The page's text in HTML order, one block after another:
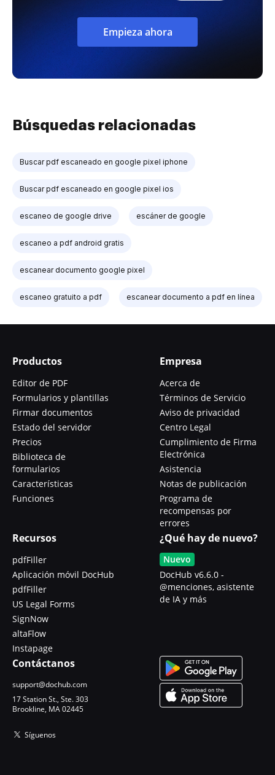
Empieza ahora
Búsquedas relacionadas
Buscar pdf escaneado en google pixel iphone
Buscar pdf escaneado en google pixel ios
escaneo de google drive escáner de google
escaneo a pdf android gratis
escanear documento google pixel
escaneo gratuito a pdf escanear documento a pdf en línea
Productos
Editor de PDF
Formularios y plantillas
Firmar documentos
Estado del servidor
Precios
Biblioteca de
formularios
Características
Funciones
Empresa
Acerca de
Términos de Servicio
Aviso de privacidad
Centro Legal
Cumplimiento de Firma
Electrónica
Asistencia
Notas de publicación
Programa de
recompensas por
errores
Recursos
pdfFiller
Aplicación móvil DocHub
pdfFiller
US Legal Forms
SignNow
altaFlow
Instapage
¿Qué hay de nuevo?
Nuevo
DocHub v6.6.0 -
@menciones, asistente
de IA y más
Contáctanos
support@dochub.com
17 Station St., Ste. 303
Brookline, MA 02445
Síguenos